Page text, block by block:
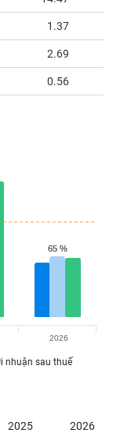
1.37
2.69
0.56
65 %
65 %
nhuận sau thuế
2026
2025
2026